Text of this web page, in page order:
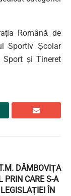
Română de
Sportiv Școlar
Sport și Tineret
DÂMBOVIȚA
PRIN CARE S-A
ÎN